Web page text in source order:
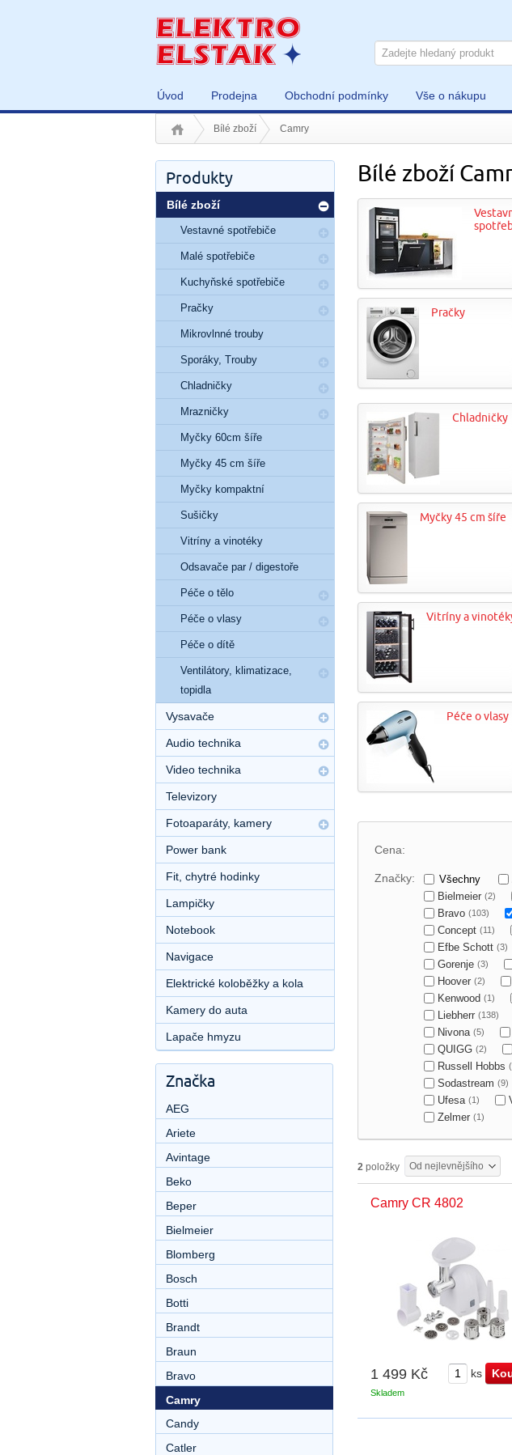
Úvod Prodejna Obchodní podmínky Vše o nákupu
Bílé zboží Camry
Bílé zboží
Pračky
Chladničky
Myčky 45 cm šíře
Vitríny a
Péče o vlasy
Cena:
Značky: Všechny
Bielmeier (2)
Bravo (103)
Concept (11)
Efbe Schott (3)
Gorenje (3)
Hoover (2)
Kenwood (1)
Liebherr (138)
Nivona (5)
QUIGG (2)
Russell Hobbs
Sodastream (9)
Ufesa (1)
Zelmer (1)
2 položky Od nejlevnějšího
Camry CR 4802
1 499 Kč ks
Skladem
Produkty
Bílé zboží
Vestavné spotřebiče
Malé spotřebiče
Kuchyňské spotřebiče
Pračky
Mikrovlnné trouby
Sporáky, Trouby
Chladničky
Mrazničky
Myčky 60cm šíře
Myčky 45 cm šíře
Myčky kompaktní
Sušičky
Vitríny a vinotéky
Odsavače par / digestoře
Péče o tělo
Péče o vlasy
Péče o dítě
Ventilátory, klimatizace,
topidla
Vysavače
Audio technika
Video technika
Televizory
Fotoaparáty, kamery
Power bank
Fit, chytré hodinky
Lampičky
Notebook
Navigace
Elektrické koloběžky a kola
Kamery do auta
Lapače hmyzu
Značka
AEG
Ariete
Avintage
Beko
Beper
Bielmeier
Blomberg
Bosch
Botti
Brandt
Braun
Bravo
Camry
Candy
Catler